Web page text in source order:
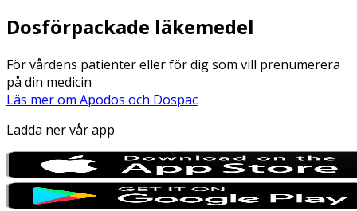
Dosförpackade läkemedel
För vårdens patienter eller för dig som vill prenumerera
på din medicin
Läs mer om Apodos och Dospac
Ladda ner vår app